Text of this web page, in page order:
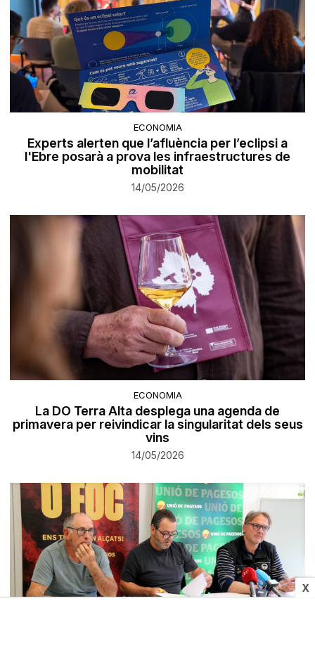
X
ECONOMIA
Experts alerten que l’afluència per l’eclipsi a
l'Ebre posarà a prova les infraestructures de
mobilitat
14/05/2026
ECONOMIA
La DO Terra Alta desplega una agenda de
primavera per reivindicar la singularitat dels seus
vins
14/05/2026